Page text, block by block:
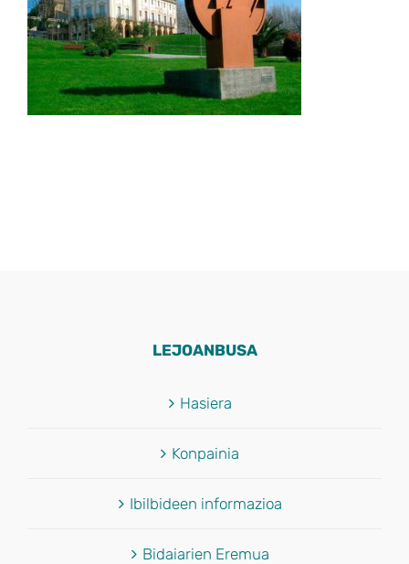
LEJOANBUSA
Hasiera
Konpainia
Ibilbideen informazioa
Bidaiarien Eremua